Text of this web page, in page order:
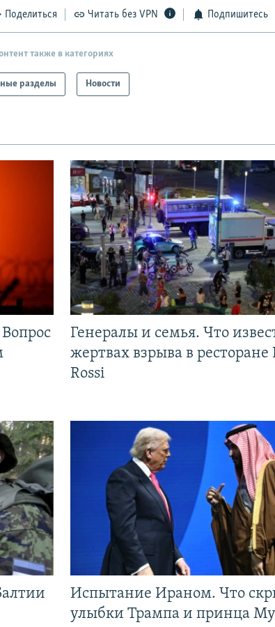
Поделиться Читать без VPN Подпишитесь
также в категориях
разделы Новости
Генералы и семья. Что
жертвах взрыва в ресторане
Rossi
Испытание Ираном. Что
улыбки Трампа и принца